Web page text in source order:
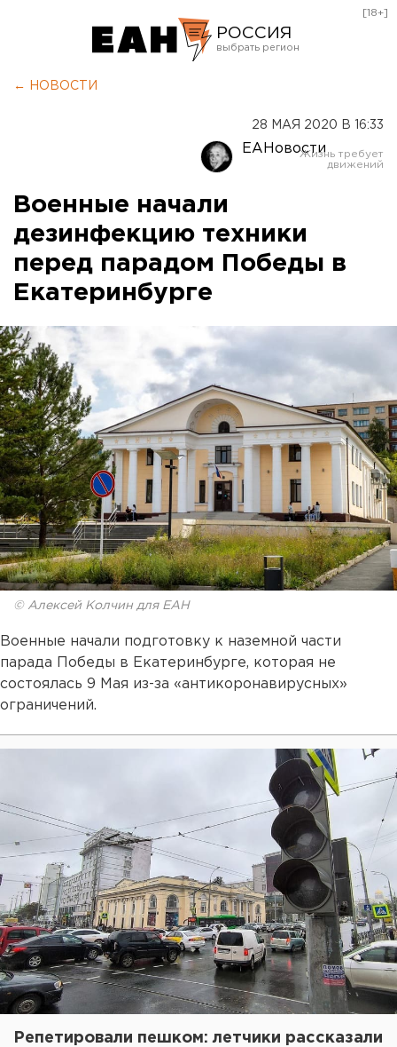
РОССИЯ
Оренбург
[18+]
← НОВОСТИ
28 МАЯ 2020 В 16:33
ЕАНовости
Военные начали
дезинфекцию техники
перед парадом Победы в
Екатеринбурге
© Алексей Колчин для ЕАН
Военные начали подготовку к наземной части
парада Победы в Екатеринбурге, которая не
состоялась 9 Мая из-за «антикоронавирусных»
ограничений.
Репетировали пешком: летчики рассказали